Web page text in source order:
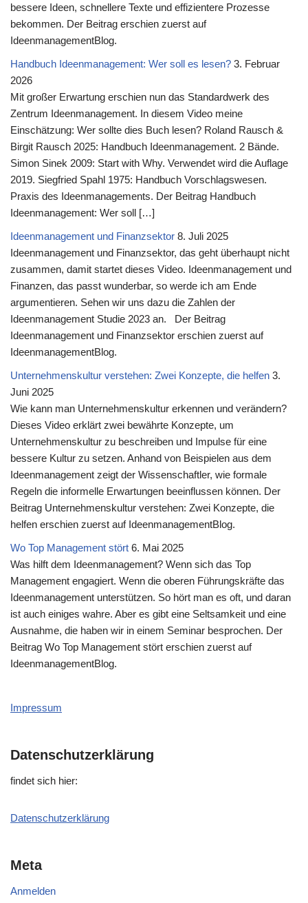
bessere Ideen, schnellere Texte und effizientere Prozesse
bekommen. Der Beitrag erschien zuerst auf
IdeenmanagementBlog.
Handbuch Ideenmanagement: Wer soll es lesen? 3. Februar
2026
Mit großer Erwartung erschien nun das Standardwerk des
Zentrum Ideenmanagement. In diesem Video meine
Einschätzung: Wer sollte dies Buch lesen? Roland Rausch &
Birgit Rausch 2025: Handbuch Ideenmanagement. 2 Bände.
Simon Sinek 2009: Start with Why. Verwendet wird die Auflage
2019. Siegfried Spahl 1975: Handbuch Vorschlagswesen.
Praxis des Ideenmanagements. Der Beitrag Handbuch
Ideenmanagement: Wer soll […]
Ideenmanagement und Finanzsektor 8. Juli 2025
Ideenmanagement und Finanzsektor, das geht überhaupt nicht
zusammen, damit startet dieses Video. Ideenmanagement und
Finanzen, das passt wunderbar, so werde ich am Ende
argumentieren. Sehen wir uns dazu die Zahlen der
Ideenmanagement Studie 2023 an. Der Beitrag
Ideenmanagement und Finanzsektor erschien zuerst auf
IdeenmanagementBlog.
Unternehmenskultur verstehen: Zwei Konzepte, die helfen 3.
Juni 2025
Wie kann man Unternehmenskultur erkennen und verändern?
Dieses Video erklärt zwei bewährte Konzepte, um
Unternehmenskultur zu beschreiben und Impulse für eine
bessere Kultur zu setzen. Anhand von Beispielen aus dem
Ideenmanagement zeigt der Wissenschaftler, wie formale
Regeln die informelle Erwartungen beeinflussen können. Der
Beitrag Unternehmenskultur verstehen: Zwei Konzepte, die
helfen erschien zuerst auf IdeenmanagementBlog.
Wo Top Management stört 6. Mai 2025
Was hilft dem Ideenmanagement? Wenn sich das Top
Management engagiert. Wenn die oberen Führungskräfte das
Ideenmanagement unterstützen. So hört man es oft, und daran
ist auch einiges wahre. Aber es gibt eine Seltsamkeit und eine
Ausnahme, die haben wir in einem Seminar besprochen. Der
Beitrag Wo Top Management stört erschien zuerst auf
IdeenmanagementBlog.
Impressum
Datenschutzerklärung
fin­det sich hier:
Daten­schutz­er­klä­rung
Meta
Anmelden